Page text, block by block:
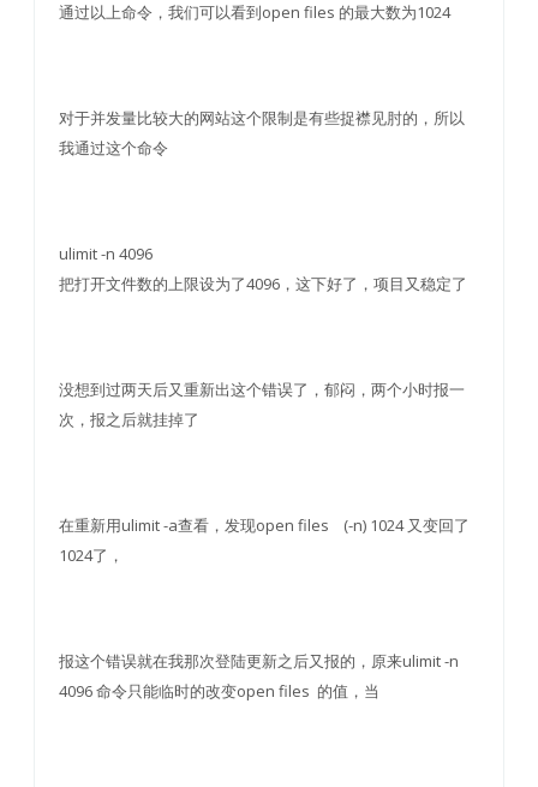
通过以上命令，我们可以看到open files 的最大数为1024
对于并发量比较大的网站这个限制是有些捉襟见肘的，所以
我通过这个命令
ulimit -n 4096
把打开文件数的上限设为了4096，这下好了，项目又稳定了
没想到过两天后又重新出这个错误了，郁闷，两个小时报一
次，报之后就挂掉了
在重新用ulimit -a查看，发现open files (-n) 1024 又变回了
1024了，
报这个错误就在我那次登陆更新之后又报的，原来ulimit -n
4096 命令只能临时的改变open files 的值，当